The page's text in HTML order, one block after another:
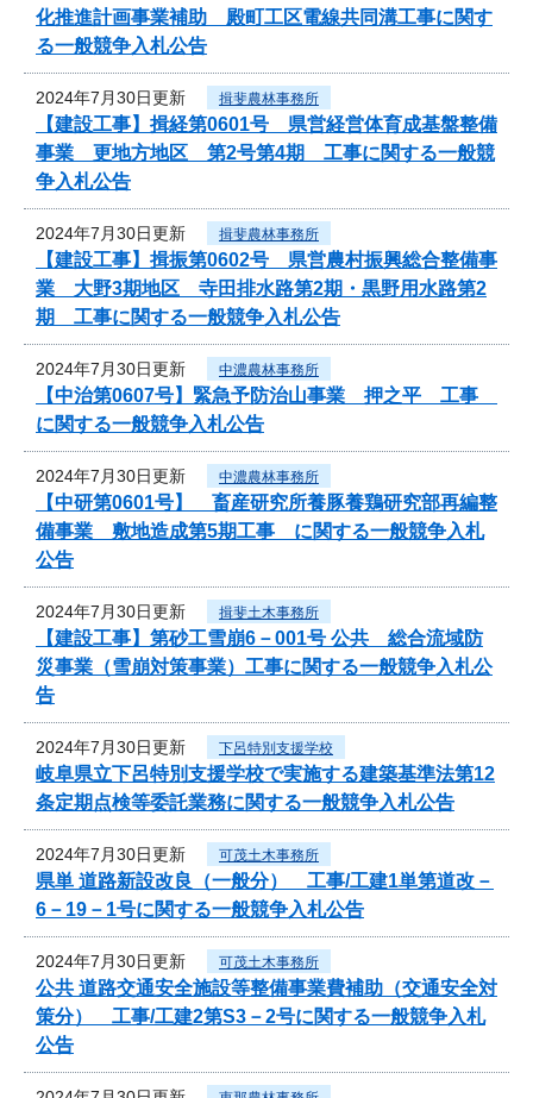
化推進計画事業補助 殿町工区電線共同溝工事に関す
る一般競争入札公告
2024年7月30日更新 揖斐農林事務所
【建設工事】揖経第0601号 県営経営体育成基盤整備
事業 更地方地区 第2号第4期 工事に関する一般競
争入札公告
2024年7月30日更新 揖斐農林事務所
【建設工事】揖振第0602号 県営農村振興総合整備事
業 大野3期地区 寺田排水路第2期・黒野用水路第2
期 工事に関する一般競争入札公告
2024年7月30日更新 中濃農林事務所
【中治第0607号】緊急予防治山事業 押之平 工事
に関する一般競争入札公告
2024年7月30日更新 中濃農林事務所
【中研第0601号】 畜産研究所養豚養鶏研究部再編整
備事業 敷地造成第5期工事 に関する一般競争入札
公告
2024年7月30日更新 揖斐土木事務所
【建設工事】第砂工雪崩6－001号 公共 総合流域防
災事業（雪崩対策事業）工事に関する一般競争入札公
告
2024年7月30日更新 下呂特別支援学校
岐阜県立下呂特別支援学校で実施する建築基準法第12
条定期点検等委託業務に関する一般競争入札公告
2024年7月30日更新 可茂土木事務所
県単 道路新設改良（一般分） 工事/工建1単第道改－
6－19－1号に関する一般競争入札公告
2024年7月30日更新 可茂土木事務所
公共 道路交通安全施設等整備事業費補助（交通安全対
策分） 工事/工建2第S3－2号に関する一般競争入札
公告